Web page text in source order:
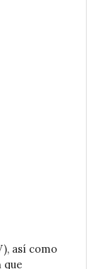
así como
que